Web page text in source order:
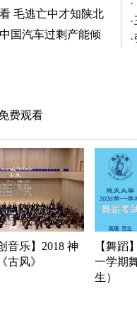
毛逃亡中才知陕北
国汽车过剩产能倾
费观看
音乐】2018 神
古风》
【舞蹈
一学期
生）